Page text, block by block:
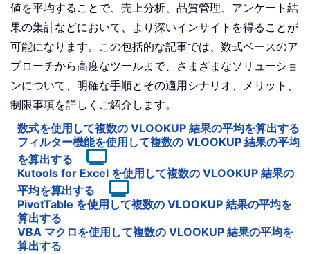
値を平均することで、売上分析、品質管理、アンケート結
果の集計などにおいて、より深いインサイトを得ることが
可能になります。この包括的な記事では、数式ベースのア
プローチから高度なツールまで、さまざまなソリューショ
ンについて、明確な手順とその適用シナリオ、メリット、
制限事項を詳しくご紹介します。
数式を使用して複数の VLOOKUP 結果の平均を算出する
フィルター機能を使用して複数の VLOOKUP 結果の平均
を算出する
Kutools for Excel を使用して複数の VLOOKUP 結果の
平均を算出する
PivotTable を使用して複数の VLOOKUP 結果の平均を
算出する
VBA マクロを使用して複数の VLOOKUP 結果の平均を
算出する